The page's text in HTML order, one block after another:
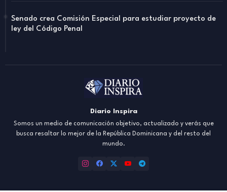
Senado crea Comisión Especial para estudiar proyecto de
ley del Código Penal
Diario Inspira
Somos un medio de comunicación objetivo, actualizado y verás que
busca resaltar lo mejor de la República Dominicana y del resto del
mundo.